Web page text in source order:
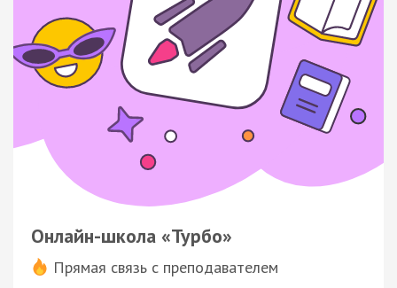
Онлайн-школа «Турбо»
Прямая связь с преподавателем